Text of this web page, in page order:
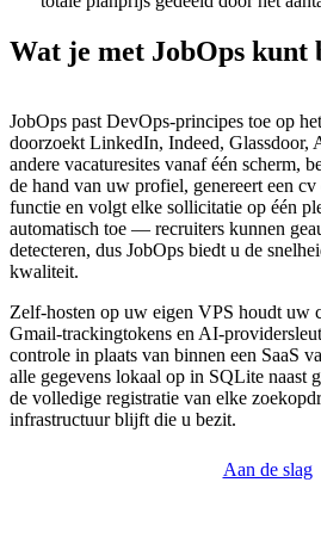
Wat je met JobOps kunt
JobOps past DevOps-principes toe op
doorzoekt LinkedIn, Indeed, Glassdoor,
andere vacaturesites vanaf één scherm,
de hand van uw profiel, genereert een cv
functie en volgt elke sollicitatie op één
automatisch toe — recruiters kunnen
detecteren, dus JobOps biedt u de
kwaliteit.
Zelf-hosten op uw eigen VPS houdt uw
Gmail-trackingtokens en AI-
controle in plaats van binnen een SaaS
alle gegevens lokaal op in SQLite naast
de volledige registratie van elke
infrastructuur blijft die u bezit.
Aan de slag